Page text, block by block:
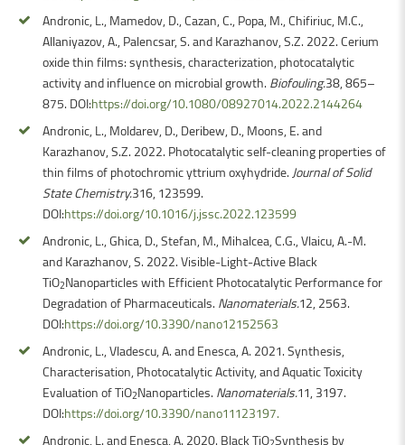
Andronic, L., Mamedov, D., Cazan, C., Popa, M., Chifiriuc, M.C.,
Allaniyazov, A., Palencsar, S. and Karazhanov, S.Z. 2022. Cerium
oxide thin films: synthesis, characterization, photocatalytic
activity and influence on microbial growth. Biofouling.38, 865–
875. DOI:https://doi.org/10.1080/08927014.2022.2144264
Andronic, L., Moldarev, D., Deribew, D., Moons, E. and
Karazhanov, S.Z. 2022. Photocatalytic self-cleaning properties of
thin films of photochromic yttrium oxyhydride. Journal of Solid
State Chemistry.316, 123599.
DOI:https://doi.org/10.1016/j.jssc.2022.123599
Andronic, L., Ghica, D., Stefan, M., Mihalcea, C.G., Vlaicu, A.-M.
and Karazhanov, S. 2022. Visible-Light-Active Black
TiO2Nanoparticles with Efficient Photocatalytic Performance for
Degradation of Pharmaceuticals. Nanomaterials.12, 2563.
DOI:https://doi.org/10.3390/nano12152563
Andronic, L., Vladescu, A. and Enesca, A. 2021. Synthesis,
Characterisation, Photocatalytic Activity, and Aquatic Toxicity
Evaluation of TiO2Nanoparticles. Nanomaterials.11, 3197.
DOI:https://doi.org/10.3390/nano11123197.
Andronic, L. and Enesca, A. 2020. Black TiO Synthesis by